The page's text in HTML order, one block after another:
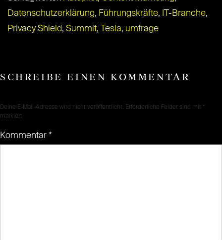
Datenschutzerklärung, Führungskräfte, IT-Branche,
Privacy Shield, Summit, Tesla, umfrage
SCHREIBE EINEN KOMMENTAR
Deine E-Mail-Adresse wird nicht veröffentlicht. Erforderliche Felder sind mit *
markiert
Kommentar *